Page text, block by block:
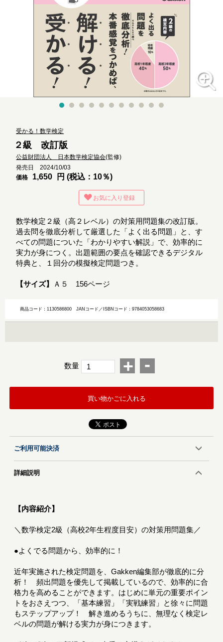
受かる！数学検定
２級 改訂版
公益財団法人 日本数学検定協会(監修)
発売日 2024/10/03
価格
1,650 円 (税込：10％)
お気に入り登録
数学検定２級（高２レベル）の対策用問題集の改訂版。
過去問を徹底分析して厳選した「よく出る問題」と、す
べての問題についた「わかりやすい解説」で、効率的に
実力が身につく。出題範囲の要点を確認できるデジタル
特典と、１回分の模擬検定問題つき。
【サイズ】 Ａ５ 156ページ
商品コード：1130586800JANコード／ISBNコード：9784053058683
数量 + -
買い物かごに入れる
ご利用可能決済
詳細説明
【内容紹介】
＼数学検定2級（高校2年生程度目安）の対策用問題集／
●よくでる問題から、効率的に！
近年実施された検定問題を、Gakken編集部が徹底的に分
析！ 頻出問題を優先して掲載しているので、効率的に合
格力を高めることができます。はじめに単元の重要ポイン
トをおさえつつ、「基本練習」「実戦練習」と徐々に問題
もステップアップ！ 解き進めるうちに、無理なく検定レ
ベルの問題が解ける実力が身につきます。